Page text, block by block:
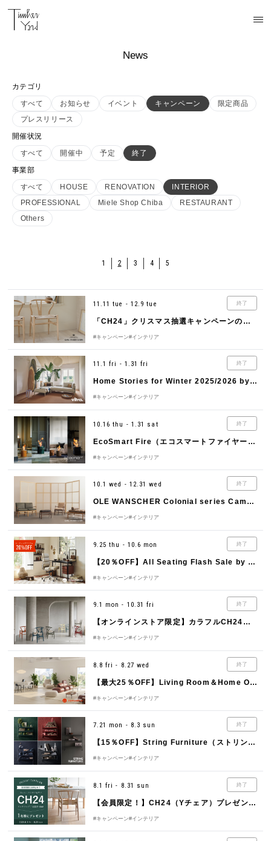
News
カテゴリ
すべて
お知らせ イベント キャンペーン
限定商品
プレスリリース
開催状況
すべて
開催中 予定
終了
事業部
すべて
HOUSE RENOVATION
INTERIOR
PROFESSIONAL
Miele Shop Chiba
RESTAURANT
Others
1 2 3 4 5
終了
11.11 tue - 12.9 tue
「CH24」クリスマス抽選キャンペーンのご案内 by CARL HANSEN & SØN（カール・ハンセン＆サン）
#キャンペーン#インテリア
終了
11.1 fri - 1.31 fri
Home Stories for Winter 2025/2026 by Vitra（ヴィトラ）
#キャンペーン#インテリア
終了
10.16 thu - 1.31 sat
EcoSmart Fire（エコスマートファイヤー）Winter Campaign 2025 – 2026
#キャンペーン#インテリア
終了
10.1 wed - 12.31 wed
OLE WANSCHER Colonial series Campaign by CARL HANSEN＆SØN（カール・ハンセン＆サン）
#キャンペーン#インテリア
終了
9.25 thu - 10.6 mon
【20％OFF】All Seating Flash Sale by Herman Miller（ハーマンミラー）
#キャンペーン#インテリア
終了
9.1 mon - 10.31 fri
【オンラインストア限定】カラフルCH24（Yチェア）キャンペーン
#キャンペーン#インテリア
終了
8.8 fri - 8.27 wed
【最大25％OFF】Living Room＆Home Office Sale
#キャンペーン#インテリア
終了
7.21 mon - 8.3 sun
【15％OFF】String Furniture（ストリング ファニチャー）Online Campaign 2025
#キャンペーン#インテリア
終了
8.1 fri - 8.31 sun
【会員限定！】CH24（Yチェア）プレゼントキャンペーン
#キャンペーン#インテリア